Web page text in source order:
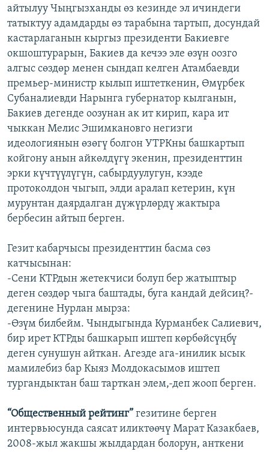
айтылуу Чыңгызханды өз кезинде эл ичиндеги
татыктуу адамдарды өз тарабына тартып, досундай
кастарлаганын кыргыз президенти Бакиевге
окшоштурарын, Бакиев да кечээ эле өзүн оозго
алгыс сөздөр менен сындап келген Атамбаевди
премьер-министр кылып иштеткенин, Өмүрбек
Субаналиевди Нарынга губернатор кылганын,
Бакиев дегенде оозунан ак ит кирип, кара ит
чыккан Мелис Эшимкановго негизги
идеологиянын өзөгү болгон УТРКны башкартып
койгону анын айкөлдүгү экенин, президенттин
эрки күчтүүлүгүн, сабырдуулугун, кээде
протоколдон чыгып, элди аралап кетерин, күн
мурунтан даярдалган дүжүрлөрдү жактыра
бербесин айтып берген.
Гезит кабарчысы президенттин басма сөз
катчысынан:
-Сени КТРдын жетекчиси болуп бер жатыптыр
деген сөздөр чыга баштады, буга кандай дейсиң?-
дегенине Нурлан мырза:
-Өзүм билбейм. Чындыгында Курманбек Салиевич,
бир ирет КТРды башкарып иштеп көрбөйсүңбү
деген сунушун айткан. Агезде ага-инилик ысык
мамилебиз бар Кыяз Молдокасымов иштеп
тургандыктан баш тарткан элем,-деп жооп берген.
“Общественный рейтинг” гезитине берген
интервьюсунда саясат иликтөөчү Марат Казакбаев,
2008-жыл жакшы жылдардан болорун, анткени